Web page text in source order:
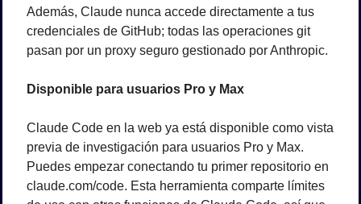
Además, Claude nunca accede directamente a tus
credenciales de GitHub; todas las operaciones git
pasan por un proxy seguro gestionado por Anthropic.
Disponible para usuarios Pro y Max
Claude Code en la web ya está disponible como vista
previa de investigación para usuarios Pro y Max.
Puedes empezar conectando tu primer repositorio en
claude.com/code. Esta herramienta comparte límites